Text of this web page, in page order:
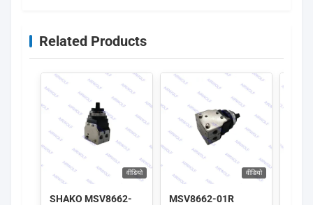
Related Products
वीडियो
SHAKO MSV8662-
वीडियो
MSV8662-01R